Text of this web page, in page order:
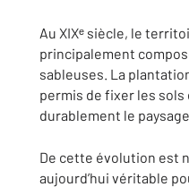
Au XIXᵉ siècle, le
principalement
sableuses. La
permis de fixer les
durablement le
De cette évolution est
aujourd’hui véritable